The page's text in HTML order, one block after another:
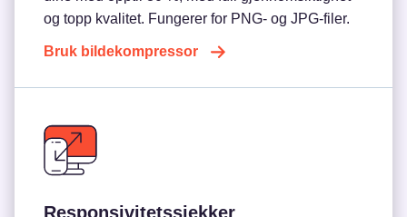
og topp kvalitet. Fungerer for PNG- og JPG-filer.
Bruk bildekompressor
Responsivitetssjekker